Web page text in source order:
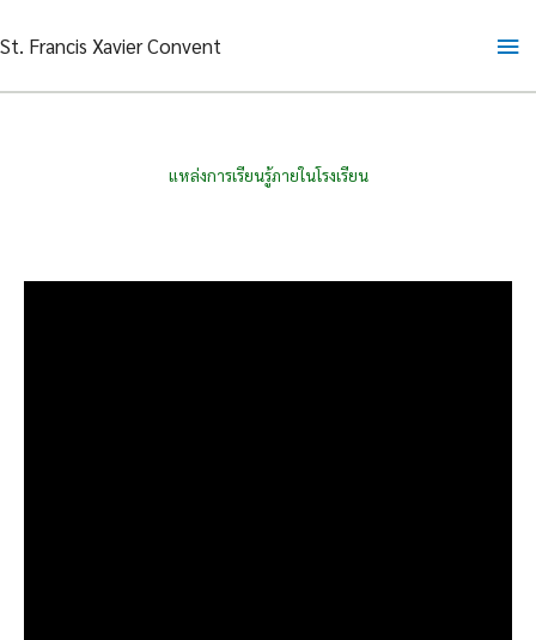
to
St. Francis Xavier Convent
แหล่งการเรียนรู้ภายในโรงเรียน